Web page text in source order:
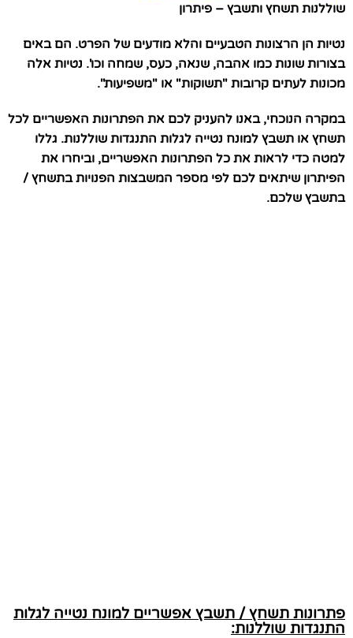
שוללנות תשחץ ותשבץ – פיתרון
נטיות הן הרצונות הטבעיים והלא מודעים של הפרט. הם באים
בצורות שונות כמו אהבה, שנאה, כעס, שמחה וכו'. נטיות אלה
מכונות לעתים קרובות "תשוקות" או "משפיעות".
במקרה הנוכחי, באנו להעניק לכם את הפתרונות האפשריים לכל
תשחץ או תשבץ למונח נטייה לגלות התנגדות שוללנות. גללו
למטה כדי לראות את כל הפתרונות האפשריים, וביחרו את
הפיתרון שיתאים לכם לפי מספר המשבצות הפנויות בתשחץ /
בתשבץ שלכם.
פתרונות תשחץ / תשבץ אפשריים למונח נטייה לגלות
התנגדות שוללנות: